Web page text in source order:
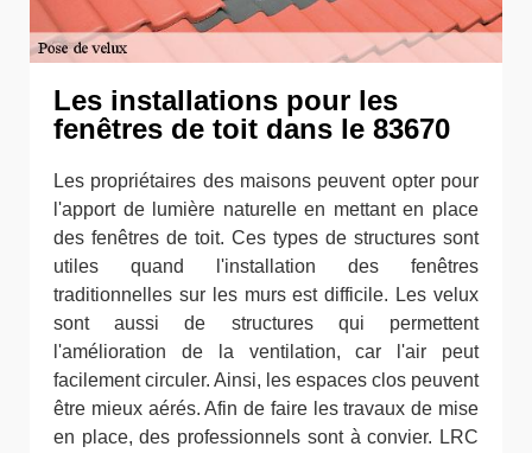
Les installations pour les
fenêtres de toit dans le 83670
Les propriétaires des maisons peuvent opter pour
l'apport de lumière naturelle en mettant en place
des fenêtres de toit. Ces types de structures sont
utiles quand l'installation des fenêtres
traditionnelles sur les murs est difficile. Les velux
sont aussi de structures qui permettent
l'amélioration de la ventilation, car l'air peut
facilement circuler. Ainsi, les espaces clos peuvent
être mieux aérés. Afin de faire les travaux de mise
en place, des professionnels sont à convier. LRC